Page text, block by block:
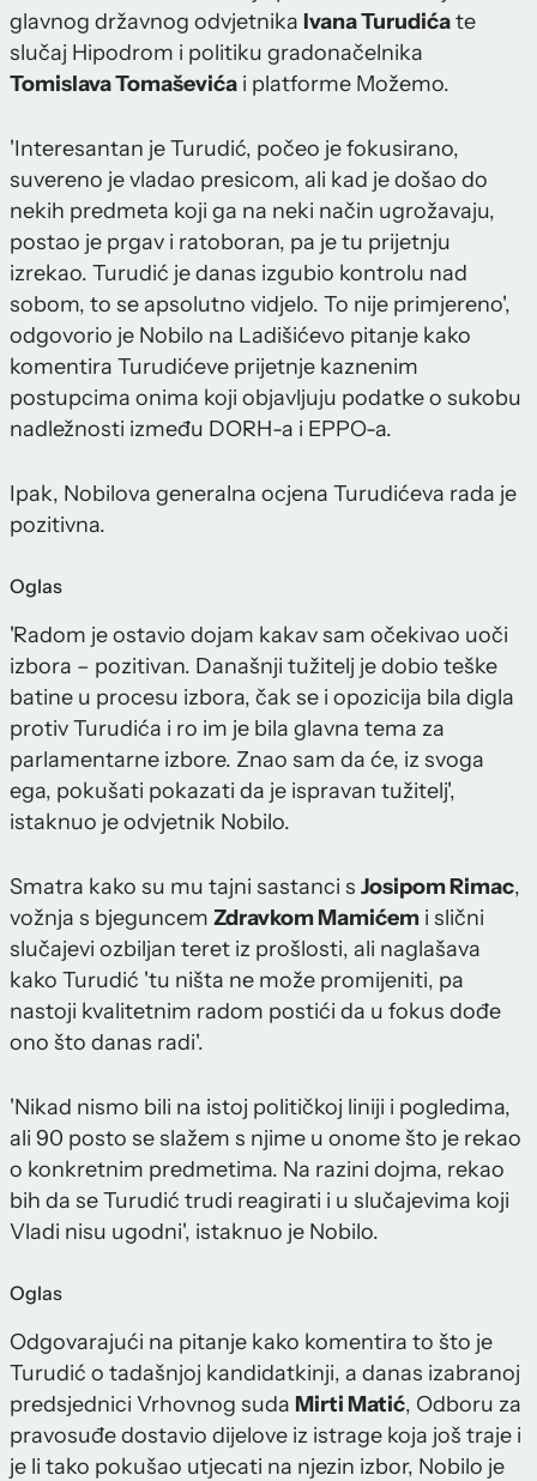
glavnog državnog odvjetnika Ivana Turudićate
slučaj Hipodrom i politiku gradonačelnika
Tomislava Tomaševića i platforme Možemo.
'Interesantan je Turudić, počeo je fokusirano,
suvereno je vladao presicom, ali kad je došao do
nekih predmeta koji ga na neki način ugrožavaju,
postao je prgav i ratoboran, pa je tu prijetnju
izrekao. Turudić je danas izgubio kontrolu nad
sobom, to se apsolutno vidjelo. To nije primjereno',
odgovorio je Nobilo na Ladišićevo pitanje kako
komentira Turudićeve prijetnje kaznenim
postupcima onima koji objavljuju podatke o sukobu
nadležnosti između DORH-a i EPPO-a.
Ipak, Nobilova generalna ocjena Turudićeva rada je
pozitivna.
Oglas
'Radom je ostavio dojam kakav sam očekivao uoči
izbora – pozitivan. Današnji tužitelj je dobio teške
batine u procesu izbora, čak se i opozicija bila digla
protiv Turudića i ro im je bila glavna tema za
parlamentarne izbore. Znao sam da će, iz svoga
ega, pokušati pokazati da je ispravan tužitelj',
istaknuo je odvjetnik Nobilo.
Smatra kako su mu tajni sastanci s Josipom Rimac,
vožnja s bjeguncem Zdravkom Mamićem i slični
slučajevi ozbiljan teret iz prošlosti, ali naglašava
kako Turudić 'tu ništa ne može promijeniti, pa
nastoji kvalitetnim radom postići da u fokus dođe
ono što danas radi'.
'Nikad nismo bili na istoj političkoj liniji i pogledima,
ali 90 posto se slažem s njime u onome što je rekao
o konkretnim predmetima. Na razini dojma, rekao
bih da se Turudić trudi reagirati i u slučajevima koji
Vladi nisu ugodni', istaknuo je Nobilo.
Oglas
Odgovarajući na pitanje kako komentira to što je
Turudić o tadašnjoj kandidatkinji, a danas izabranoj
predsjednici Vrhovnog suda Mirti Matić, Odboru za
pravosuđe dostavio dijelove iz istrage koja još traje i
je li tako pokušao utjecati na njezin izbor, Nobilo je